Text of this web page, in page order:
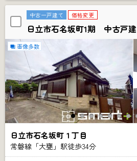
中古一戸建て 価格変更
日立市石名坂町1期 中古戸建
画像多数
日立市石名坂町１丁目
常磐線「大甕」駅徒歩34分